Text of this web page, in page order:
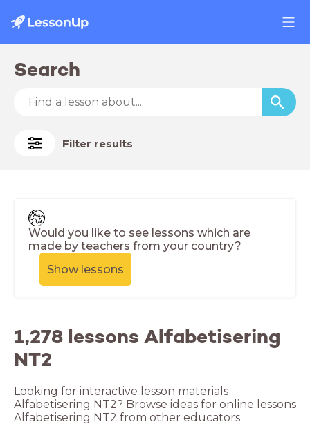
Search
Filter results
Would you like to see lessons which are
made by teachers from your country?
Show lessons
1,278 lessons Alfabetisering
NT2
Looking for interactive lesson materials
Alfabetisering NT2? Browse ideas for online lessons
Alfabetisering NT2 from other educators.